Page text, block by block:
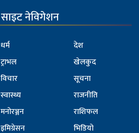
साइट नेविगेशन
धर्म
ट्राभल
विचार
स्वास्थ्य
मनोरञ्जन
इमिग्रेसन
देश
खेलकुद
सूचना
राजनीति
राशिफल
भिडियो